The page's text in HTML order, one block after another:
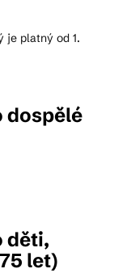
je platný od 1.
dospělé
děti,
let)